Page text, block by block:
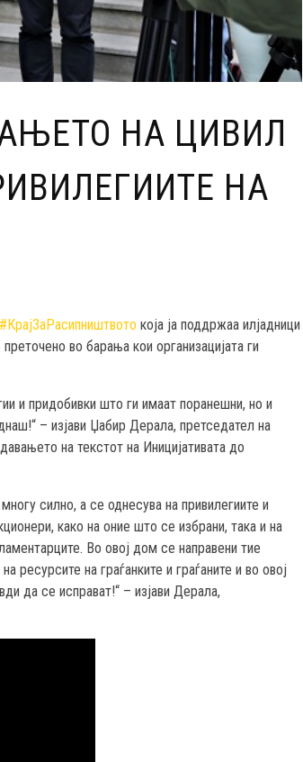
НА ЦИВИЛ
НА
која ја поддржаа илјадници
во барања кои организацијата ги
и придобивки што ги имаат поранешни, но и
– изјави Џабир Дерала, претседател на
на текстот на Иницијативата до
силно, а се однесува на привилегиите и
како на оние што се избрани, така и на
Во овој дом се направени тие
на граѓанките и граѓаните и во овој
да се исправат!“ – изјави Дерала,